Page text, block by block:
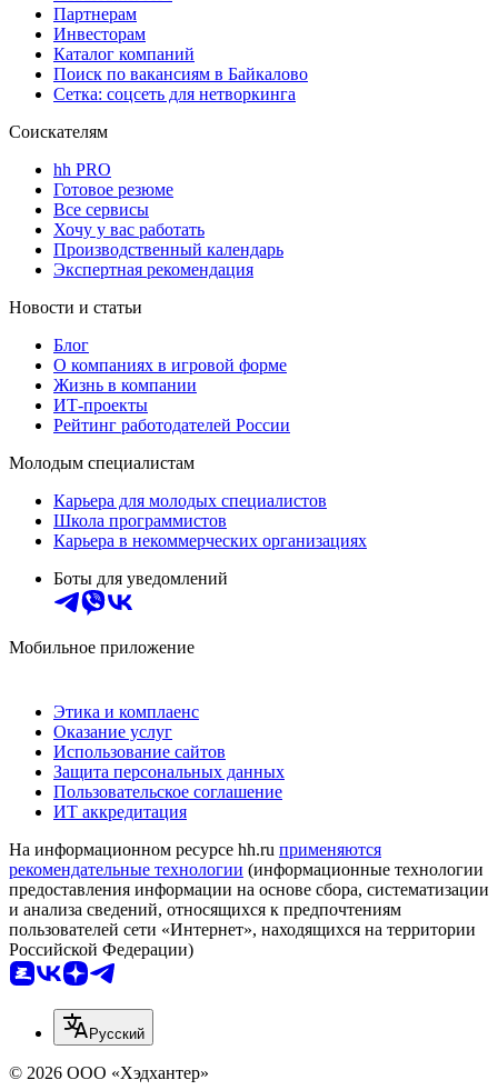
Партнерам
Инвесторам
Каталог компаний
Поиск по вакансиям в Байкалово
Сетка: соцсеть для нетворкинга
Соискателям
hh PRO
Готовое резюме
Все сервисы
Хочу у вас работать
Производственный календарь
Экспертная рекомендация
Новости и статьи
Блог
О компаниях в игровой форме
Жизнь в компании
ИТ-проекты
Рейтинг работодателей России
Молодым специалистам
Карьера для молодых специалистов
Школа программистов
Карьера в некоммерческих организациях
Боты для уведомлений
Мобильное приложение
Этика и комплаенс
Оказание услуг
Использование сайтов
Защита персональных данных
Пользовательское соглашение
ИТ аккредитация
На информационном ресурсе hh.ru применяются
рекомендательные технологии (информационные технологии
предоставления информации на основе сбора, систематизации
и анализа сведений, относящихся к предпочтениям
пользователей сети «Интернет», находящихся на территории
Российской Федерации)
Русский
© 2026 ООО «Хэдхантер»